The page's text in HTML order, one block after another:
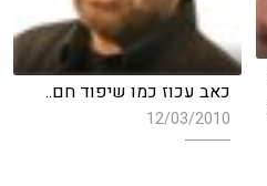
כאב עכוז כמו שיפוד חם..
12/03/2010